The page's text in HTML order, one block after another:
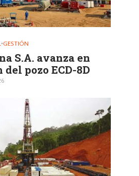
•GESTIÓN
S.A. avanza en
pozo ECD-8D